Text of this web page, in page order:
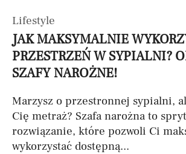
Lifestyle
JAK MAKSYMALNIE
PRZESTRZEŃ W SYPIALNI?
SZAFY NAROŻNE!
Marzysz o przestronnej sypialni,
Cię metraż? Szafa narożna to
rozwiązanie, które pozwoli Ci
wykorzystać dostępną...